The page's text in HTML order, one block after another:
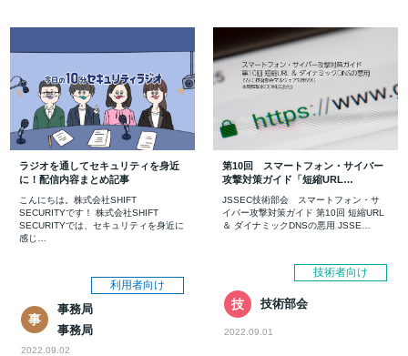
レ
シ
ョ
ン
ズ
会
ラジオを通してセキュリティを身近
に！配信内容まとめ記事
こんにちは。株式会社SHIFT
SECURITYです！ 株式会社SHIFT
SECURITYでは、セキュリティを身近に
感じ…
利用者向け
事
務
局
事務局
事務局
2022.09.02
第10回 スマートフォン・サイバー
攻撃対策ガイド「短縮URL…
JSSEC技術部会 スマートフォン・サ
イバー攻撃対策ガイド 第10回 短縮URL
＆ ダイナミックDNSの悪用 JSSE…
技術者向け
技
術
部
技術部会
2022.09.01